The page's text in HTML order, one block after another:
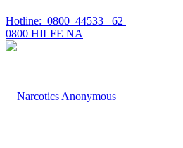
Hotline: 0800 44533 62
0800 HILFE NA